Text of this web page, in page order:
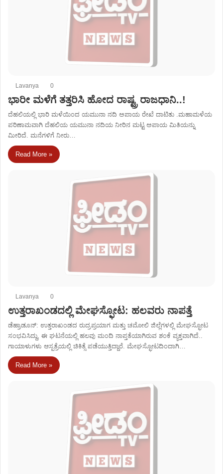
Lavanya 0
ಭಾರೀ ಮಳೆಗೆ ತತ್ತರಿಸಿ ಹೋದ ರಾಷ್ಟ್ರ ರಾಜಧಾನಿ..!
ದೆಹಲಿಯಲ್ಲಿ ಭಾರಿ ಮಳೆಯಿಂದ ಯಮುನಾ ನದಿ ಅಪಾಯ ರೇಖೆ ದಾಟಿತು .ಮಹಾಮಳೆಯ
ಪರಿಣಾಮವಾಗಿ ದೆಹಲಿಯ ಯಮುನಾ ನದಿಯ ನೀರಿನ ಮಟ್ಟ ಅಪಾಯ ಮಿತಿಯನ್ನು
ಮೀರಿದೆ. ಮನೆಗಳಿಗೆ ನೀರು…
Read More »
Lavanya 0
ಉತ್ತರಾಖಂಡದಲ್ಲಿ ಮೇಘಸ್ಫೋಟ: ಹಲವರು ನಾಪತ್ತೆ
ಡೆಹ್ರಾಡೂನ್‌: ಉತ್ತರಾಖಂಡದ ರುದ್ರಪ್ರಯಾಗ ಮತ್ತು ಚಮೋಲಿ ಜಿಲ್ಲೆಗಳಲ್ಲಿ ಮೇಘಸ್ಫೋಟ
ಸಂಭವಿಸಿದ್ದು, ಈ ಘಟನೆಯಲ್ಲಿ ಹಲವು ಮಂದಿ ನಾಪ್ತತೆಯಾಗಿರುವ ಶಂಕೆ ವ್ಯಕ್ತವಾಗಿದೆ..
ಗಾಯಾಳುಗಳು ಆಸ್ಪತ್ರೆಯಲ್ಲಿ ಚಿಕಿತ್ಸೆ ಪಡೆಯುತ್ತಿದ್ದಾರೆ. ಮೇಘಸ್ಫೋಟದಿಂದಾಗಿ…
Read More »